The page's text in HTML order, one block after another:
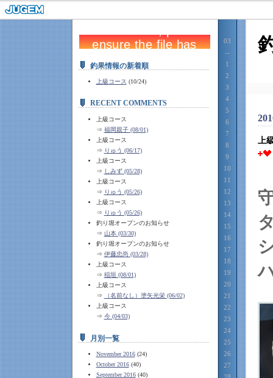
釣果情報の新着順
上級コース (10/24)
RECENT COMMENTS
上級コース
⇒ 福岡親子 (08/01)
上級コース
⇒ りゅう (06/17)
上級コース
⇒ しみず (05/28)
上級コース
⇒ りゅう (05/26)
上級コース
⇒ りゅう (05/26)
釣り堀オープンのお知らせ
⇒ 山本 (03/30)
釣り堀オープンのお知らせ
⇒ 伊藤忠尚 (03/28)
上級コース
⇒ 稲垣 (08/01)
上級コース
⇒
（名前なし）塗矢光栄 (06/02)
上級コース
⇒ 今 (04/03)
月別一覧
November 2016(24)
October 2016(40)
September 2016(40)
03
--
1
2
3
4
5
6
7
8
9
10
11
12
13
14
15
16
17
18
19
20
21
22
23
24
25
26
27
上